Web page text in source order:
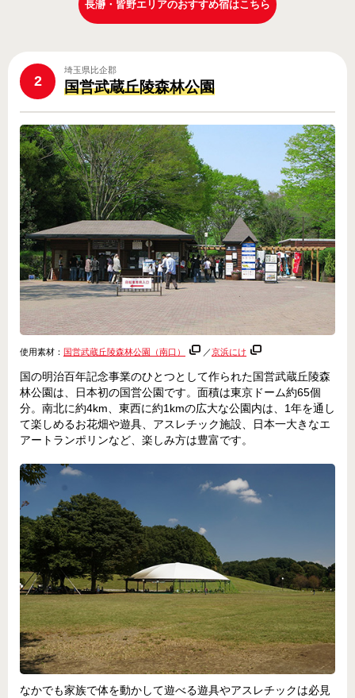
長瀞・皆野エリアのおすすめ宿はこちら
2
埼玉県比企郡
国営武蔵丘陵森林公園
使用素材： 国営武蔵丘陵森林公園（南口） ／京浜にけ
国の明治百年記念事業のひとつとして作られた国営武蔵丘陵森
林公園は、日本初の国営公園です。面積は東京ドーム約65個
分。南北に約4km、東西に約1kmの広大な公園内は、1年を通し
て楽しめるお花畑や遊具、アスレチック施設、日本一大きなエ
アートランポリンなど、楽しみ方は豊富です。
なかでも家族で体を動かして遊べる遊具やアスレチックは必見